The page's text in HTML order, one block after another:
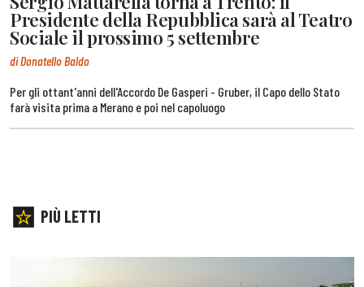
Presidente della Repubblica sarà al Teatro
Sociale il prossimo 5 settembre
di Donatello Baldo
Per gli ottant'anni dell'Accordo De Gasperi - Gruber, il Capo dello Stato
farà visita prima a Merano e poi nel capoluogo
PIÙ LETTI